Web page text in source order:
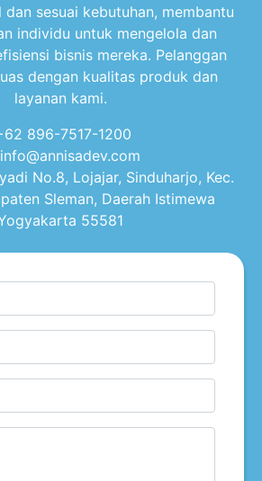
sesuai kebutuhan, membantu
individu untuk mengelola dan
bisnis mereka. Pelanggan
dengan kualitas produk dan
layanan kami.
896-7517-1200
No.8, Lojajar, Sinduharjo, Kec.
Sleman, Daerah Istimewa
55581